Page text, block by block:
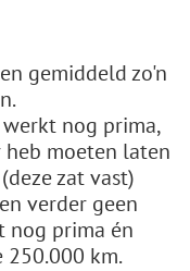
gemiddeld zo'n
nog prima,
moeten laten
zat vast)
verder geen
nog prima én
250.000 km.